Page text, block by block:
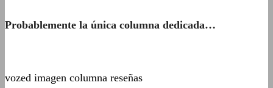
Probablemente la única columna dedicada…
vozed imagen columna reseñas